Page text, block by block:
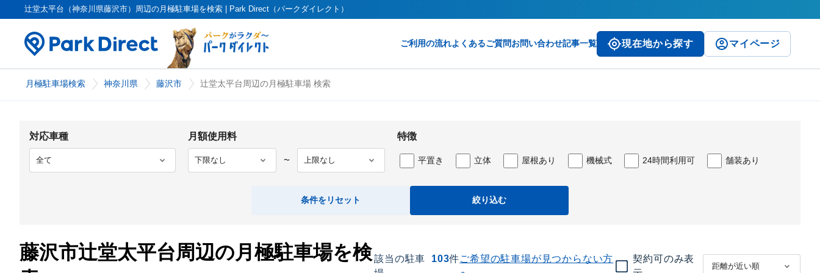
辻堂太平台（神奈川県藤沢市）周辺の月極駐車場を検索 | Park Direct（パークダイレクト）
ご利用の流れよくあるご質問お問い合わせ記事一覧 現在地から探す マイページ
月極駐車場検索 神奈川県 藤沢市 辻堂太平台周辺の月極駐車場 検索
対応車種 月額使用料
〜
特徴
平置き 立体 屋根あり 機械式 24時間利用可 舗装あり
条件をリセット 絞り込む
藤沢市辻堂太平台周辺の月極駐車場を検該当の駐車
103件ご希望の駐車場が見つからない方
契約可のみ表